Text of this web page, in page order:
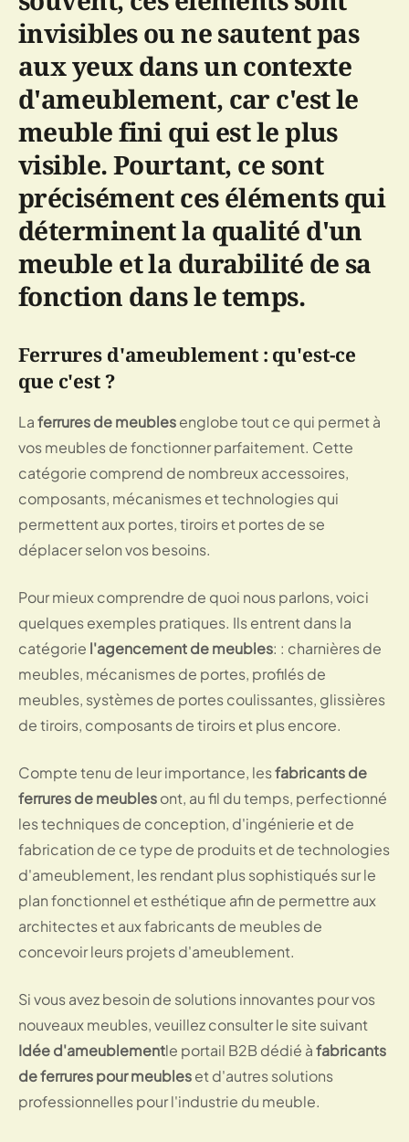
invisibles ou ne sautent pas
aux yeux dans un contexte
d'ameublement, car c'est le
meuble fini qui est le plus
visible. Pourtant, ce sont
précisément ces éléments qui
déterminent la qualité d'un
meuble et la durabilité de sa
fonction dans le temps.
Ferrures d'ameublement : qu'est-ce
que c'est ?
Laferrures de meublesenglobe tout ce qui permet à
vos meubles de fonctionner parfaitement. Cette
catégorie comprend de nombreux accessoires,
composants, mécanismes et technologies qui
permettent aux portes, tiroirs et portes de se
déplacer selon vos besoins.
Pour mieux comprendre de quoi nous parlons, voici
quelques exemples pratiques. Ils entrent dans la
catégorie l'agencement de meubles: : charnières de
meubles, mécanismes de portes, profilés de
meubles, systèmes de portes coulissantes, glissières
de tiroirs, composants de tiroirs et plus encore.
Compte tenu de leur importance, lesfabricants de
ferrures de meublesont, au fil du temps, perfectionné
les techniques de conception, d'ingénierie et de
fabrication de ce type de produits et de technologies
d'ameublement, les rendant plus sophistiqués sur le
plan fonctionnel et esthétique afin de permettre aux
architectes et aux fabricants de meubles de
concevoir leurs projets d'ameublement.
Si vous avez besoin de solutions innovantes pour vos
nouveaux meubles, veuillez consulter le site suivant
Idée d'ameublementle portail B2B dédié àfabricants
de ferrures pour meubleset d'autres solutions
professionnelles pour l'industrie du meuble.